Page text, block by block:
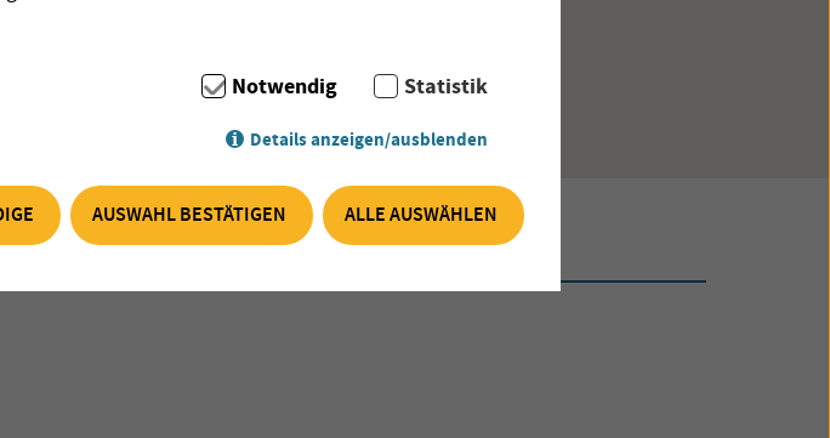
Notwendig Statistik
Details anzeigen/ausblenden
AUSWAHL BESTÄTIGEN ALLE AUSWÄHLEN